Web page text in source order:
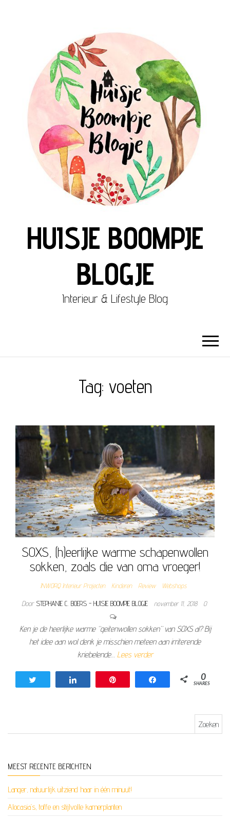
HUISJE BOOMPJE
BLOGJE
Interieur & Lifestyle Blog
Tag: voeten
SOXS, (h)eerlijke warme schapenwollen
sokken, zoals die van oma vroeger!
INWORQ Interieur Projecten Kinderen Review Webshops
Door STEPHANIE C. BOERS - HUISJE BOOMPJE BLOGJE november 11, 2018 0
Ken je de heerlijke warme “geitenwollen sokken” van SOXS al? Bij
het idee aan wol denk je misschien meteen aan irriterende
kriebelende… Lees verder
Share 0
SHARES
MEEST RECENTE BERICHTEN
Langer, natuurlijk uitziend haar in één minuut!
Alocasia’s, toffe en stijlvolle kamerplanten